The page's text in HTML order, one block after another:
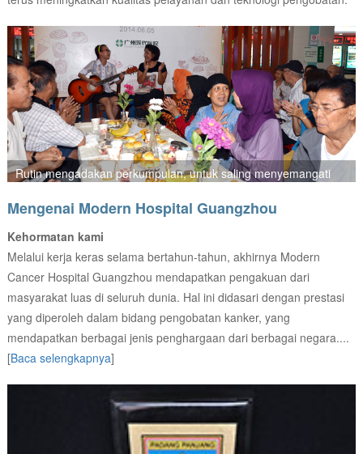
Rutin mengadakan perkumpulan, untuk saling menyemangati
Mengenai Modern Hospital Guangzhou
Kehormatan kami
Melalui kerja keras selama bertahun-tahun, akhirnya Modern
Cancer Hospital Guangzhou mendapatkan pengakuan dari
masyarakat luas di seluruh dunia. Hal ini didasari dengan prestasi
yang diperoleh dalam bidang pengobatan kanker, yang
mendapatkan berbagai jenis penghargaan dari berbagai negara....
[Baca selengkapnya]